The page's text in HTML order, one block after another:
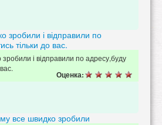
зробили і відправили по
тільки до вас.
і відправили по адресу,буду
Оценка:
все швидко зробили